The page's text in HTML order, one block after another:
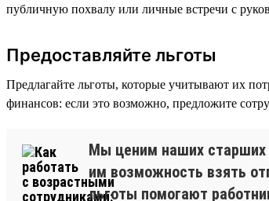
публичную похвалу или личные встречи с
Предоставляйте льготы
Предлагайте льготы, которые учитывают их
финансов: если это возможно, предложите
Мы ценим наших старших
им возможность взять
льготы помогают